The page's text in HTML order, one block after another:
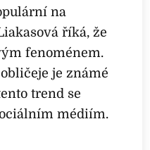
na
říká, že
fenoménem.
je známé
trend se
médiím.